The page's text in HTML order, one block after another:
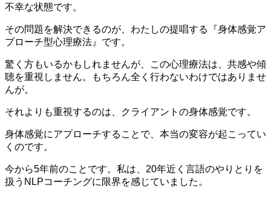
不幸な状態です。
その問題を解決できるのが、わたしの提唱する『身体感覚ア
プローチ型心理療法』です。
驚く方もいるかもしれませんが、この心理療法は、共感や傾
聴を重視しません。もちろん全く行わないわけではありませ
んが。
それよりも重視するのは、クライアントの身体感覚です。
身体感覚にアプローチすることで、本当の変容が起こってい
くのです。
今から5年前のことです。私は、20年近く言語のやりとりを
扱うNLPコーチングに限界を感じていました。